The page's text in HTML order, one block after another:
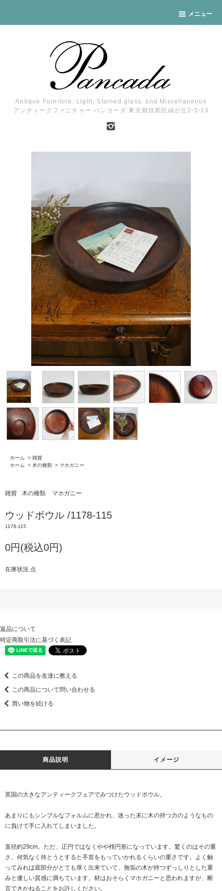
メニュー
Antique Furniture, Light, Stained glass, and Miscellaneous
アンティークファニチャー パンカーダ 東京都目黒区緑が丘2-5-13
ホーム > 雑貨
ホーム
> 木の種類 > マホガニー
雑貨 木の種類 マホガニー
ウッドボウル /1178-115
1178-115
0円(税込0円)
在庫状況 点
返品について
特定商取引法に基づく表記
この商品を友達に教える
この商品について問い合わせる
買い物を続ける
商品説明 イメージ
英国の大きなアンティークフェアでみつけたウッドボウル。
あまりにもシンプルなフォルムに惹かれ、迷った末に木の持つ力のようなもの
に負けて手に入れてしまいました。
直径約29cm。ただ、正円ではなくやや楕円形になっています。驚くのはその重
さ。何気なく持とうとすると手首をもっていかれるくらいの重さです。よく触
ってみれば底部分がとても厚く出来ていて、無垢の木が持つずっしりとした重
みと優しい質感に満ちています。材はおそらくマホガニーと思われますが、断
言できかねることをお許しください。